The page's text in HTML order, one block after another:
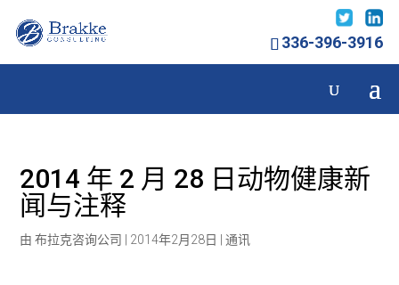
336-396-3916
2014 年 2 月 28 日动物健康新
闻与注释
由布拉克咨询公司 2014年2月28日 |通讯